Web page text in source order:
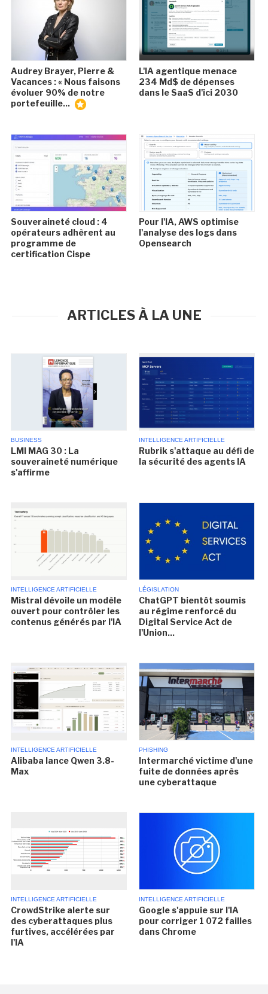
Audrey Brayer, Pierre &
Vacances : « Nous faisons
évoluer 90% de notre
portefeuille...
L'IA agentique menace
234 Md$ de dépenses
dans le SaaS d'ici 2030
Souveraineté cloud : 4
opérateurs adhèrent au
programme de
certification Cispe
Pour l'IA, AWS optimise
l'analyse des logs dans
Opensearch
ARTICLES À LA UNE
BUSINESS
LMI MAG 30 : La
souveraineté numérique
s'affirme
INTELLIGENCE ARTIFICIELLE
Rubrik s'attaque au défi de
la sécurité des agents IA
INTELLIGENCE ARTIFICIELLE
Mistral dévoile un modèle
ouvert pour contrôler les
contenus générés par l'IA
LÉGISLATION
ChatGPT bientôt soumis
au régime renforcé du
Digital Service Act de
l'Union...
INTELLIGENCE ARTIFICIELLE
Alibaba lance Qwen 3.8-
Max
PHISHING
Intermarché victime d'une
fuite de données après
une cyberattaque
INTELLIGENCE ARTIFICIELLE
CrowdStrike alerte sur
des cyberattaques plus
furtives, accélérées par
l'IA
INTELLIGENCE ARTIFICIELLE
Google s'appuie sur l'IA
pour corriger 1 072 failles
dans Chrome